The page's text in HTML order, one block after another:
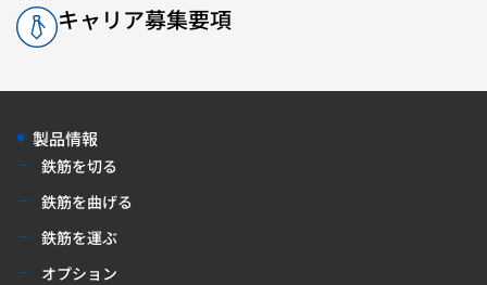
キャリア募集要項
製品情報
鉄筋を切る
鉄筋を曲げる
鉄筋を運ぶ
オプション